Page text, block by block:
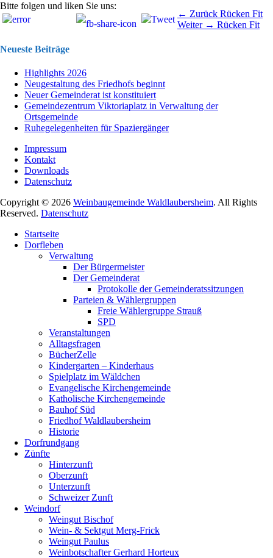
Bitte folgen und liken Sie uns:
Beitragsnavigation ← Zurück
Beitrag:
Rücken Fit
Weiter → Nächster
Rücken Fit
Neueste Beiträge
Highlights 2026
Neugestaltung des Friedhofs beginnt
Neuer Gemeinderat ist konstituiert
Gemeindezentrum Viktoriaplatz in Verwaltung der
Ortsgemeinde
Ruhegelegenheiten für Spaziergänger
Impressum
Kontakt
Downloads
Datenschutz
Copyright © 2026 Weinbaugemeinde Waldlaubersheim. All Rights
Reserved. Datenschutz
oben
scrollen
Startseite
Dorfleben
Verwaltung
Der Bürgermeister
Der Gemeinderat
Protokolle der Gemeinderatssitzungen
Parteien & Wählergruppen
Freie Wählergruppe Strauß
SPD
Veranstaltungen
Alltagsfragen
BücherZelle
Kindergarten – Kinderhaus
Spielplatz im Wäldchen
Evangelische Kirchengemeinde
Katholische Kirchengemeinde
Bauhof Süd
Friedhof Waldlaubersheim
Historie
Dorfrundgang
Zünfte
Hinterzunft
Oberzunft
Unterzunft
Schweizer Zunft
Weindorf
Weingut Bischof
Wein- & Sektgut Merg-Frick
Weingut Paulus
Weinbotschafter Gerhard Horteux